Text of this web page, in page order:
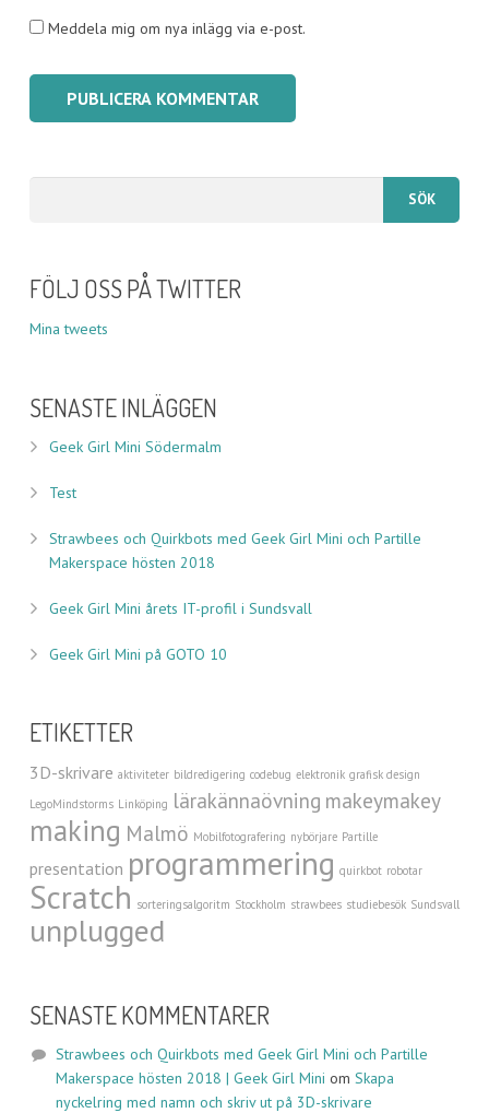
Meddela mig om nya inlägg via e-post.
FÖLJ OSS PÅ TWITTER
Mina tweets
SENASTE INLÄGGEN
Geek Girl Mini Södermalm
Test
Strawbees och Quirkbots med Geek Girl Mini och Partille
Makerspace hösten 2018
Geek Girl Mini årets IT-profil i Sundsvall
Geek Girl Mini på GOTO 10
ETIKETTER
3D-skrivare aktiviteter bildredigering codebug elektronik grafisk design
LegoMindstorms Linköping lärakännaövning makeymakey
making Malmö Mobilfotografering nybörjare Partille
presentation programmering quirkbot robotar
Scratch sorteringsalgoritm Stockholm strawbees studiebesök Sundsvall
unplugged
SENASTE KOMMENTARER
Strawbees och Quirkbots med Geek Girl Mini och Partille
Makerspace hösten 2018 | Geek Girl Mini om Skapa
nyckelring med namn och skriv ut på 3D-skrivare